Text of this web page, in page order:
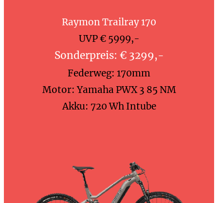
Raymon Trailray 170
UVP € 5999,-
Sonderpreis: € 3299,-
Federweg: 170mm
Motor: Yamaha PWX 3 85 NM
Akku: 720 Wh Intube